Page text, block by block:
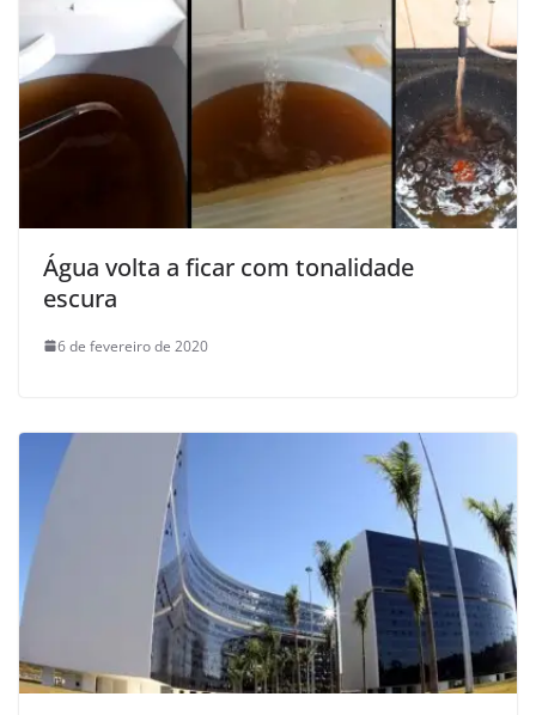
Água volta a ficar com tonalidade
escura
6 de fevereiro de 2020